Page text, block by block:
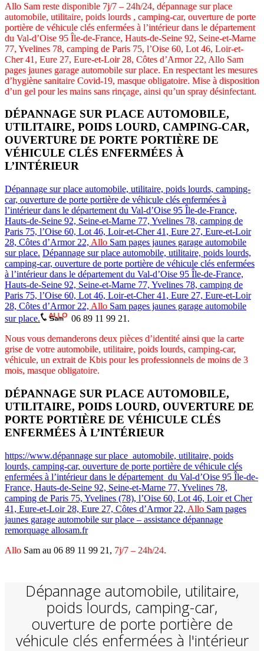
Allo Sam reste disponible 7j/7 – 24h/24, dépannage sur place
automobile, utilitaire, poids lourds , camping-car, ouverture de porte
portière de véhicule clés enfermées à l’intérieur dans le département
du Val-d’Oise 95 Île-de-France, Hauts-de-Seine 92, Seine-et-Marne
77, Yvelines 78, camping de Paris 75, l’Oise 60, Lot 46, Loir-et-
Cher 41, Eure 27, Eure-et-Loir 28, Côtes d’Armor 22, Allo Sam
pages jaunes garage automobile sur place. En respectant les mesures
d’hygiène sanitaire Covid-19, masque obligatoire. Mise à disposition
d’un gel pour les mains sans rinçage, ainsi qu’un spray désinfectant.
DÉPANNAGE SUR PLACE AUTOMOBILE,
UTILITAIRE, POIDS LOURD, CAMPING-CAR,
OUVERTURE DE PORTE PORTIÈRE DE
VÉHICULE CLÉS ENFERMÉES À
L’INTÉRIEUR
Dépannage sur place automobile, utilitaire, poids lourds, camping-
car, ouverture de porte portière de véhicule clés enfermées à
l’intérieur dans le département du Val-d’Oise 95 Île-de-France,
Hauts-de-Seine 92, Seine-et-Marne 77, Yvelines 78, camping de
Paris 75, l’Oise 60, Lot 46, Loir-et-Cher 41, Eure 27, Eure-et-Loir
28, Côtes d’Armor 22, Allo Sam pages jaunes garage automobile
sur place. Dépannage sur place automobile, utilitaire, poids lourds,
camping-car, ouverture de porte portière de véhicule clés enfermées
à l’intérieur dans le département du Val-d’Oise 95 Île-de-France,
Hauts-de-Seine 92, Seine-et-Marne 77, Yvelines 78, camping de
Paris 75, l’Oise 60, Lot 46, Loir-et-Cher 41, Eure 27, Eure-et-Loir
28, Côtes d’Armor 22, Allo Sam pages jaunes garage automobile
sur place.
06 89 11 99 21.
Nous vous demanderons deux pièces d’identité ainsi que la carte
grise de votre automobile, utilitaire, poids lourds, camping-car,
véhicule, un extrait de Kbis pour les professionnels de moins de 3
mois, masque obligatoire.
DÉPANNAGE SUR PLACE AUTOMOBILE,
UTILITAIRE, POIDS LOURD, OUVERTURE DE
PORTE PORTIÈRE DE VÉHICULE CLÉS
ENFERMÉES À L’INTÉRIEUR
https://www.dépannage sur place automobile, utilitaire, poids
lourds, camping-car, ouverture de porte portière de véhicule clés
enfermées à l’intérieur dans le département du Val-d’Oise 95 Île-de-
France, Hauts-de-Seine 92, Seine-et-Marne 77, Yvelines 78,
camping de Paris 75, Yvelines (78), l’Oise 60, Lot 46, Loir et Cher
41, Eure-et-Loir 28, Eure 27, Côtes d’Armor 22, Allo Sam pages
jaunes garage automobile sur place – assistance dépannage
remorquage allosam.fr
Allo Sam au 06 89 11 99 21, 7j/7 – 24h/24.
Dépannage automobile, utilitaire,
poids lourds, camping-car,
ouverture de porte portière de
véhicule clés enfermées à l'intérieur